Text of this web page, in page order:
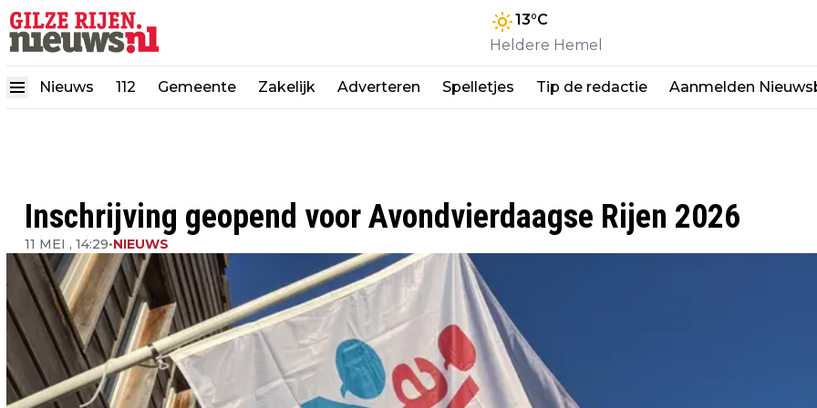
13°C
Heldere Hemel
Nieuws 112 Gemeente Zakelijk Adverteren Spelletjes Tip de redactie Aanmelden
Inschrijving geopend voor Avondvierdaagse Rijen 2026
11 MEI , 14:29•NIEUWS